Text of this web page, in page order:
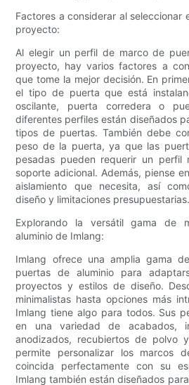
Factores a considerar al seleccionar
proyecto:
Al elegir un perfil de marco de
proyecto, hay varios factores a
que tome la mejor decisión. En
el tipo de puerta que está
oscilante, puerta corredera o
diferentes perfiles están diseñados
tipos de puertas. También debe
peso de la puerta, ya que las
pesadas pueden requerir un perfil
soporte adicional. Además, piense
aislamiento que necesita, así
diseño y limitaciones presupuestarias.
Explorando la versátil gama de
aluminio de Imlang:
Imlang ofrece una amplia gama
puertas de aluminio para
proyectos y estilos de diseño.
minimalistas hasta opciones más
Imlang tiene algo para todos. Sus
en una variedad de acabados,
anodizados, recubiertos de polvo
permite personalizar los marcos
coincida perfectamente con su
Imlang también están diseñados